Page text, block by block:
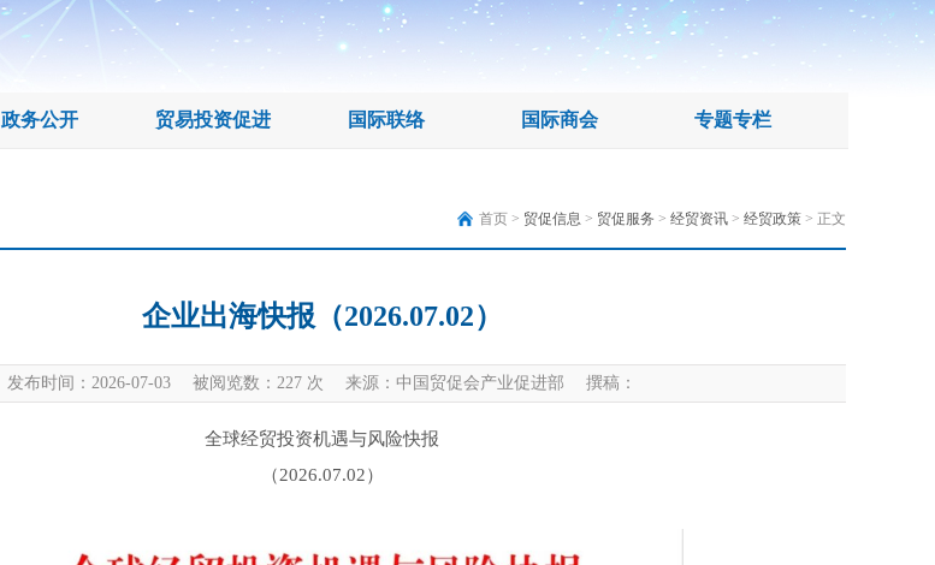
政务公开 贸易投资促进 国际联络 国际商会 专题专栏
首页 > 贸促信息 > 贸促服务 > 经贸资讯 > 经贸政策 > 正文
企业出海快报（2026.07.02）
发布时间：2026-07-03 被阅览数： 227 次 来源：中国贸促会产业促进部 撰稿：
全球经贸投资机遇与风险快报
（2026.07.02）